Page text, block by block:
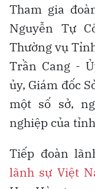
Tham gia
Nguyễn Tự
Thường vụ
Trần Cang -
ủy, Giám đốc
một số sở,
nghiệp của
Tiếp đoàn
lãnh sự Việt